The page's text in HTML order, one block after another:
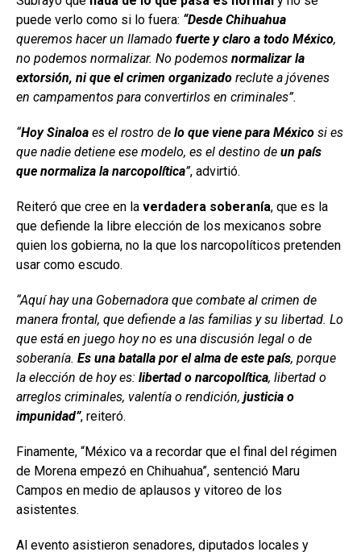
puede verlo como si lo fuera: “Desde Chihuahua
queremos hacer un llamado fuerte y claro a todo México,
no podemos normalizar. No podemos normalizar la
extorsión, ni que el crimen organizado reclute a jóvenes
en campamentos para convertirlos en criminales”.
“Hoy Sinaloa es el rostro de lo que viene para México si es
que nadie detiene ese modelo, es el destino de un país
que normaliza la narcopolítica”, advirtió.
Reiteró que cree en la verdadera soberanía, que es la
que defiende la libre elección de los mexicanos sobre
quien los gobierna, no la que los narcopolíticos pretenden
usar como escudo.
“Aquí hay una Gobernadora que combate al crimen de
manera frontal, que defiende a las familias y su libertad. Lo
que está en juego hoy no es una discusión legal o de
soberanía. Es una batalla por el alma de este país, porque
la elección de hoy es: libertad o narcopolítica, libertad o
arreglos criminales, valentía o rendición, justicia o
impunidad”, reiteró.
Finamente, “México va a recordar que el final del régimen
de Morena empezó en Chihuahua”, sentenció Maru
Campos en medio de aplausos y vitoreo de los
asistentes.
Al evento asistieron senadores, diputados locales y